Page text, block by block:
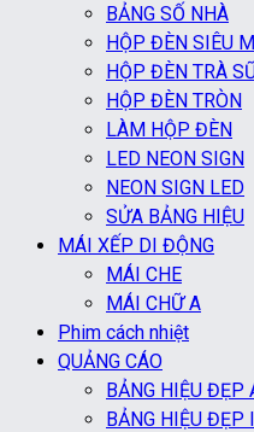
BẢNG SỐ NHÀ
HỘP ĐÈN SIÊU
HỘP ĐÈN TRÀ
HỘP ĐÈN TRÒN
LÀM HỘP ĐÈN
LED NEON SIGN
NEON SIGN LED
SỬA BẢNG HIỆU
MÁI XẾP DI ĐỘNG
MÁI CHE
MÁI CHỮ A
Phim cách nhiệt
QUẢNG CÁO
BẢNG HIỆU ĐẸP
BẢNG HIỆU ĐẸP